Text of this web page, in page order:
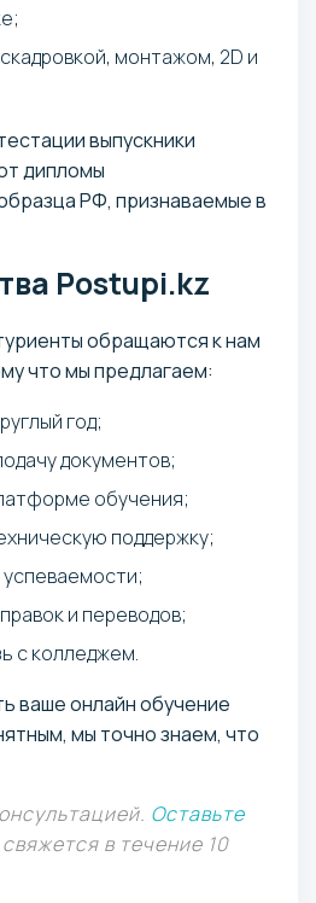
монтажом, 2D и
выпускники
дипломы
РФ, признаваемые в
Postupi.kz
обращаются к нам
что мы предлагаем:
год;
документов;
обучения;
поддержку;
и переводов;
с колледжем.
ваше онлайн обучение
мы точно знаем, что
Оставьте
в течение 10